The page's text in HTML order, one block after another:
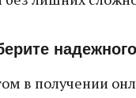
в получении